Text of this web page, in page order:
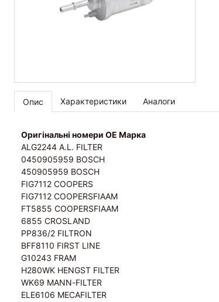
Опис Характеристики Аналоги
Оригінальні номери OE Марка
ALG2244 A.L. FILTER
0450905959 BOSCH
450905959 BOSCH
FIG7112 COOPERS
FIG7112 COOPERSFIAAM
FT5855 COOPERSFIAAM
6855 CROSLAND
PP836/2 FILTRON
BFF8110 FIRST LINE
G10243 FRAM
H280WK HENGST FILTER
WK69 MANN-FILTER
ELE6106 MECAFILTER